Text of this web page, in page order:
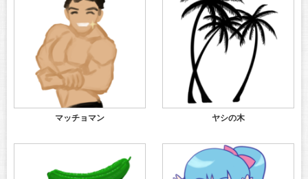
マッチョマン ヤシの木